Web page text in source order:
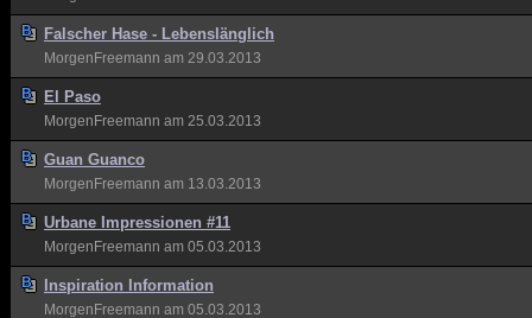
Falscher Hase - Lebenslänglich
MorgenFreemann am 29.03.2013
El Paso
MorgenFreemann am 25.03.2013
Guan Guanco
MorgenFreemann am 13.03.2013
Urbane Impressionen #11
MorgenFreemann am 05.03.2013
Inspiration Information
MorgenFreemann am 05.03.2013